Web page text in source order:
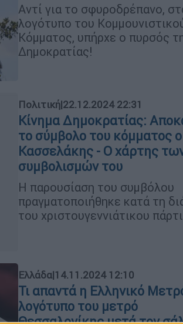
Αντί για το σφυροδρέπανο,
λογότυπο του
Κόμματος, υπήρχε ο πυρσός
Δημοκρατίας!
Πολιτική|22.12.2024 22:31
Κίνημα Δημοκρατίας:
το σύμβολο του κόμματος ο
Κασσελάκης - Ο χάρτης
συμβολισμών του
Η παρουσίαση του συμβόλου
πραγματοποιήθηκε κατά τη
του χριστουγεννιάτικου πάρτι
Ελλάδα|14.11.2024 12:10
Τι απαντά η Ελληνικό
λογότυπο του μετρό
Θεσσαλονίκης μετά τον